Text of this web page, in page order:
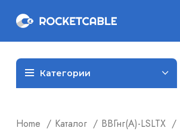
Категории
Home Каталог ВВГнг(А)-LSLTX